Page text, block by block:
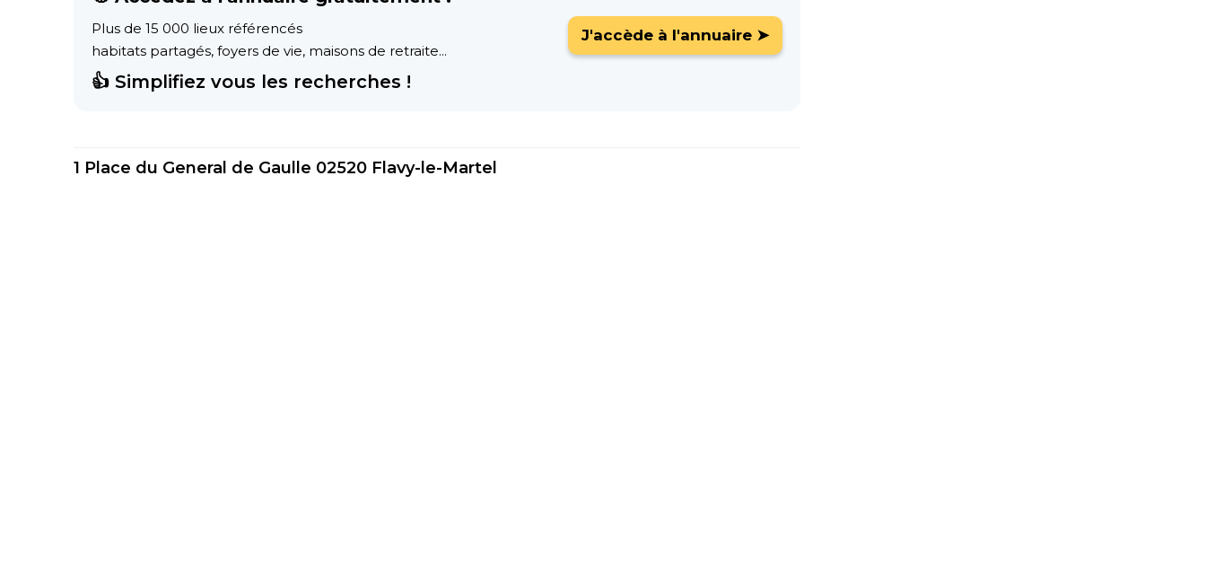
Plus de 15 000 lieux référencés
habitats partagés, foyers de vie, maisons de retraite...
👍 Simplifiez vous les recherches !
J'accède à l'annuaire ➤
1 Place du General de Gaulle 02520 Flavy-le-Martel